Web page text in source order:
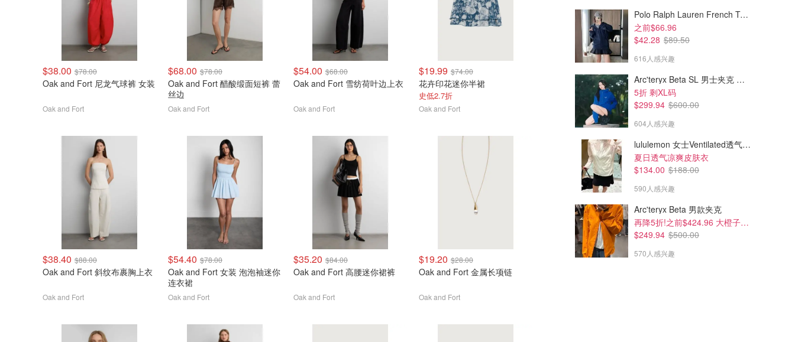
$38.00 $78.00
Oak and Fort 尼龙气球裤 女装
Oak and Fort
$68.00 $78.00
Oak and Fort 醋酸缎面短裤 蕾
丝边
Oak and Fort
$54.00 $68.00
Oak and Fort 雪纺荷叶边上衣
Oak and Fort
$19.99 $74.00
花卉印花迷你半裙
史低2.7折
Oak and Fort
$38.40 $88.00
Oak and Fort 斜纹布裹胸上衣
Oak and Fort
$54.40 $78.00
Oak and Fort 女装 泡泡袖迷你
连衣裙
Oak and Fort
$35.20 $84.00
Oak and Fort 高腰迷你裙裤
Oak and Fort
$19.20 $28.00
Oak and Fort 金属长项链
Oak and Fort
Polo Ralph Lauren French Terry 女童连帽卫衣 7-16码
之前$66.96
$42.28 $89.50
616人感兴趣
Arc'teryx Beta SL 男士夹克 黑色
5折 剩XL码
$299.94 $600.00
604人感兴趣
lululemon 女士Ventilated透气可收纳跑步夹克
夏日透气凉爽皮肤衣
$134.00 $188.00
590人感兴趣
Arc'teryx Beta 男款夹克
再降5折!之前$424.96 大橙子好显白 蹲补
$249.94 $500.00
570人感兴趣